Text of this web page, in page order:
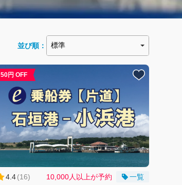
並び順：
50円 OFF
4.4 (16) 10,000人以上が予約 一覧